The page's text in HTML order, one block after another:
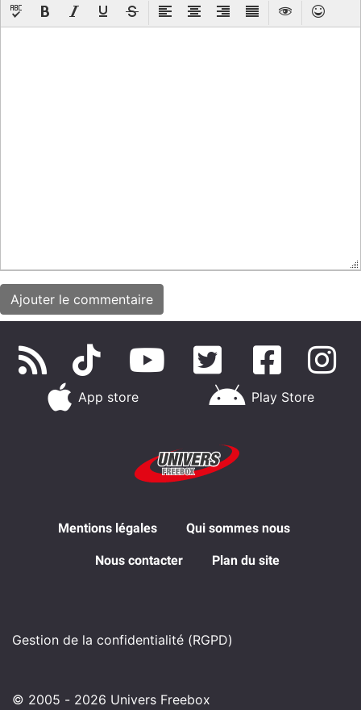
App store Play Store
Mentions légales Qui sommes nous
Nous contacter Plan du site
Gestion de la confidentialité (RGPD)
© 2005 - 2026 Univers Freebox